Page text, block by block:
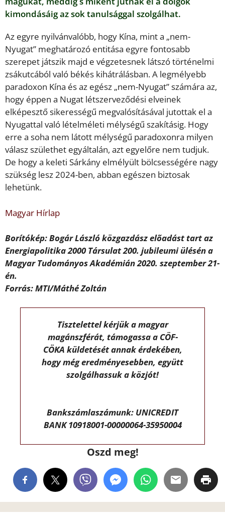
kimondásáig az sok tanulsággal szolgálhat.
Az egyre nyilvánvalóbb, hogy Kína, mint a „nem-
Nyugat” meghatározó entitása egyre fontosabb
szerepet játszik majd e végzetesnek látszó történelmi
zsákutcából való békés kihátrálásban. A legmélyebb
paradoxon Kína és az egész „nem-Nyugat” számára az,
hogy éppen a Nugat létszerveződési elveinek
elképesztő sikerességű megvalósításával jutottak el a
Nyugattal való lételméleti mélységű szakításig. Hogy
erre a soha nem látott mélységű paradoxonra milyen
válasz születhet egyáltalán, azt egyelőre nem tudjuk.
De hogy a keleti Sárkány elmélyült bölcsességére nagy
szükség lesz 2024-ben, abban egészen biztosak
lehetünk.
Magyar Hírlap
Borítókép: Bogár László közgazdász elõadást tart az
Energiapolitika 2000 Társulat 200. jubileumi ülésén a
Magyar Tudományos Akadémián 2020. szeptember 21-
én.
Forrás: MTI/Máthé Zoltán
Tisztelettel kérjük a magyar
magánszférát, támogassa a CÖF-
CÖKA küldetését annak érdekében,
hogy még eredményesebben, együtt
szolgálhassuk a közjót!
Bankszámlaszámunk: UNICREDIT
BANK 10918001-00000064-35950004
Oszd meg!